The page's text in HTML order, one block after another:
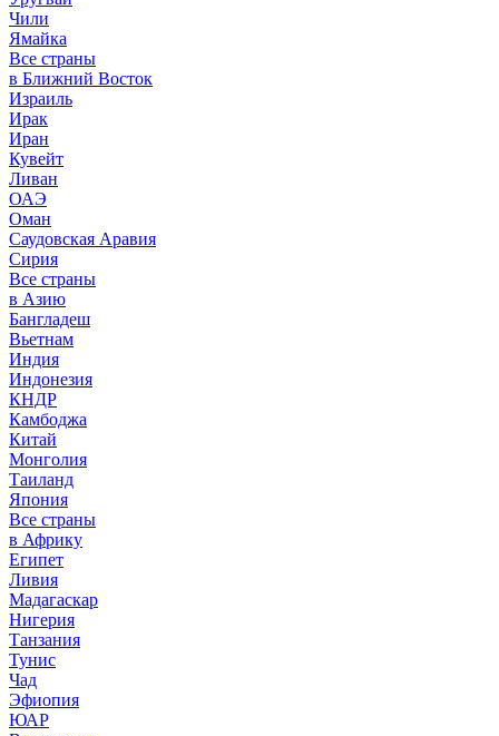
Чили
Ямайка
Все страны
в Ближний Восток
Израиль
Ирак
Иран
Кувейт
Ливан
ОАЭ
Оман
Саудовская Аравия
Сирия
Все страны
в Азию
Бангладеш
Вьетнам
Индия
Индонезия
КНДР
Камбоджа
Китай
Монголия
Таиланд
Япония
Все страны
в Африку
Египет
Ливия
Мадагаскар
Нигерия
Танзания
Тунис
Чад
Эфиопия
ЮАР